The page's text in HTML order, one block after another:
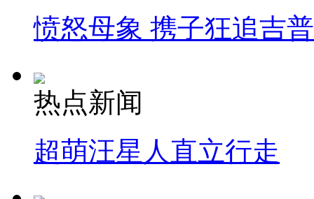
愤怒母象 携子狂追吉
热点新闻
超萌汪星人直立行走